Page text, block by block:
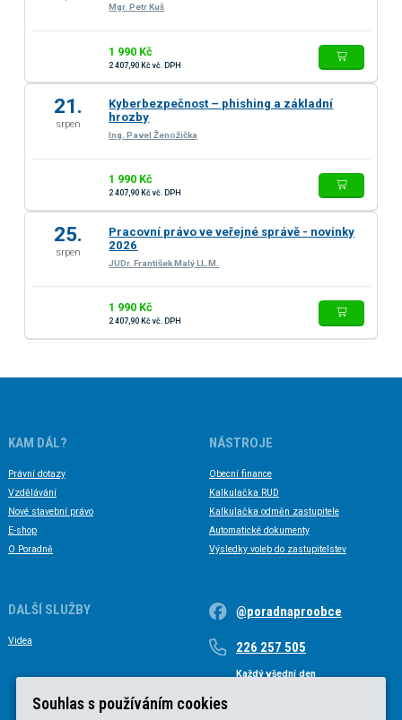
Mgr. Petr Kuš
1 990 Kč
2 407,90 Kč vč. DPH
21.
srpen
Kyberbezpečnost – phishing a základní
hrozby
Ing. Pavel Ženožička
1 990 Kč
2 407,90 Kč vč. DPH
25.
srpen
Pracovní právo ve veřejné správě - novinky
2026
JUDr. František Malý LL.M.
1 990 Kč
2 407,90 Kč vč. DPH
KAM DÁL?
Právní dotazy
Vzdělávání
Nové stavební právo
E-shop
O Poradně
NÁSTROJE
Obecní finance
Kalkulačka RUD
Kalkulačka odměn zastupitele
Automatické dokumenty
Výsledky voleb do zastupitelstev
DALŠÍ SLUŽBY
Videa
@poradnaproobce
226 257 505
Každý všední den
Souhlas s používáním cookies